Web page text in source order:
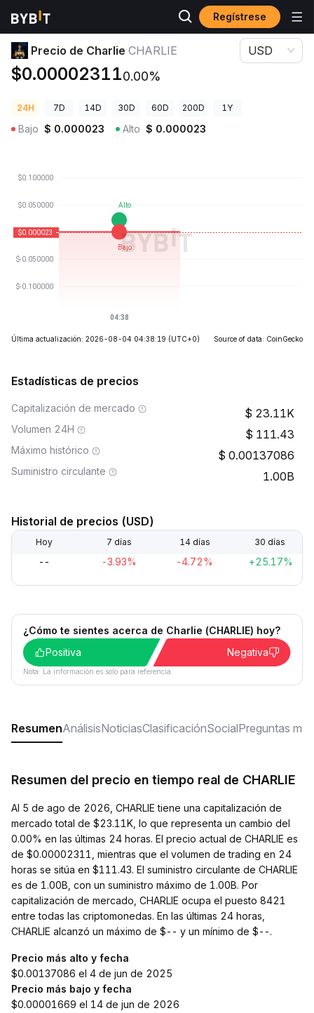
Regístrese
Precios de Criptomonedas Precio de Charlie CHARLIE
Precio de Charlie CHARLIE
$0.000023110.00%
USD
24H 7D 14D 30D 60D 200D 1Y
Bajo $ 0.000023 Alto $ 0.000023
Última actualización: 2026-08-04 04:38:19 (UTC+0) Source of data: CoinGecko
Estadísticas de precios
Capitalización de mercado 23.11K
Volumen 24H 111.43
Máximo histórico 0.00137086
Suministro circulante 1.00B
Historial de precios (USD)
Hoy 7 días 14 días 30 días
-- -3.93% -4.72% +25.17%
¿Cómo te sientes acerca de Charlie (CHARLIE) hoy?
Positiva
Negativa
Nota: La información es solo para referencia.
ResumenAnálisisNoticiasClasificaciónSocialPreguntas
Resumen del precio en tiempo real de CHARLIE
Al 5 de ago de 2026, CHARLIE tiene una capitalización de
mercado total de $23.11K, lo que representa un cambio del
0.00% en las últimas 24 horas. El precio actual de CHARLIE es
de $0.00002311, mientras que el volumen de trading en 24
horas se sitúa en $111.43. El suministro circulante de CHARLIE
es de 1.00B, con un suministro máximo de 1.00B. Por
capitalización de mercado, CHARLIE ocupa el puesto 8421
entre todas las criptomonedas. En las últimas 24 horas,
CHARLIE alcanzó un máximo de $-- y un mínimo de $--.
Precio más alto y fecha
$0.00137086 el 4 de jun de 2025
Precio más bajo y fecha
$0.00001669 el 14 de jun de 2026